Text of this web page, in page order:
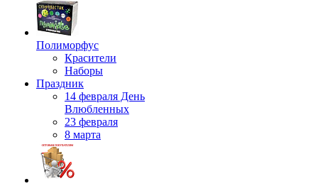
Полиморфус
Красители
Наборы
Праздник
14 февраля День
Влюбленных
23 февраля
8 марта